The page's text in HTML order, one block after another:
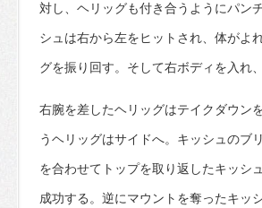
対し、ヘリッグも付き合うようにパン
シュは右から左をヒットされ、体がよ
グを振り回す。そして右ボディを入れ
右腕を差したヘリッグはテイクダウン
うヘリッグはサイドへ。キッシュのブ
を合わせてトップを取り返したキッシ
成功する。逆にマウントを奪ったキッ